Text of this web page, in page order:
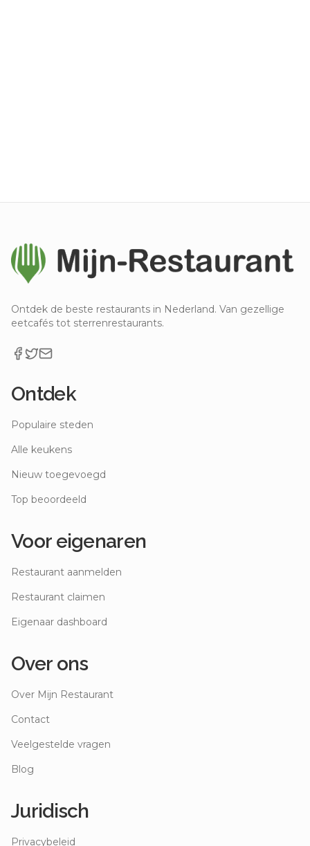
Ontdek de beste restaurants in Nederland. Van gezellige
eetcafés tot sterrenrestaurants.
Ontdek
Populaire steden
Alle keukens
Nieuw toegevoegd
Top beoordeeld
Voor eigenaren
Restaurant aanmelden
Restaurant claimen
Eigenaar dashboard
Over ons
Over Mijn Restaurant
Contact
Veelgestelde vragen
Blog
Juridisch
Privacybeleid